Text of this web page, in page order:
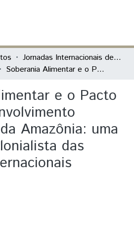
Jornadas Internacionais de Problemas Latino-Americanos
Soberania Alimentar e o Pacto para o Desenvolvimento Sustentável da Amazônia: uma visão pós-colonialista das Relações Internacionais
e o Pacto
Amazônia: uma
das